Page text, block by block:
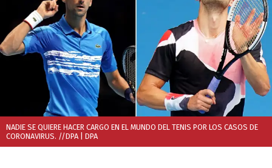
NADIE SE QUIERE HACER CARGO EN EL MUNDO DEL TENIS POR LOS CASOS DE
CORONAVIRUS. //DPA | DPA